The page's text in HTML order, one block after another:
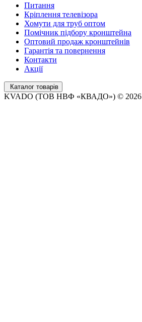
Питання
Кріплення телевізора
Хомути для труб оптом
Помічник підбору кронштейна
Оптовий продаж кронштейнів
Гарантія та повернення
Контакти
Акції
Каталог товарів
KVADO (ТОВ НВФ «КВАДО») © 2026